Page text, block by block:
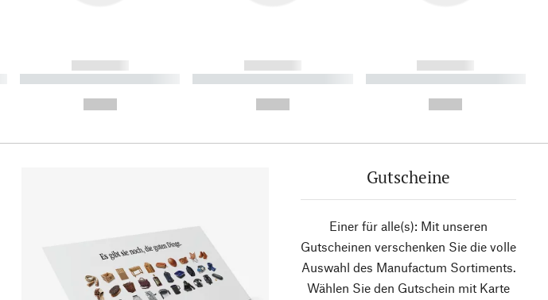
------------
----------- ----------- ----------
------------
----------- ----------- ----------
------------
----------- ----------- ----------
Gutscheine
Einer für alle(s): Mit unseren
Gutscheinen verschenken Sie die volle
Auswahl des Manufactum Sortiments.
Wählen Sie den Gutschein mit Karte